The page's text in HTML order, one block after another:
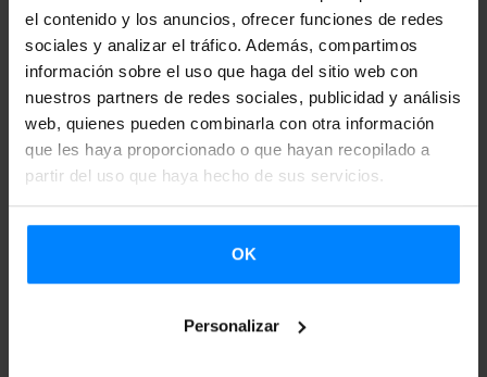
el contenido y los anuncios, ofrecer funciones de redes
sociales y analizar el tráfico. Además, compartimos
información sobre el uso que haga del sitio web con
nuestros partners de redes sociales, publicidad y análisis
web, quienes pueden combinarla con otra información
que les haya proporcionado o que hayan recopilado a
partir del uso que haya hecho de sus servicios.
OK
Personalizar
Primeros frutos de ZABAL
La participación de June Crespo en la Bienal de Venecia
es uno de los frutos del programa ZABAL puesto en
marcha por Etxepare Euskal Institutua. Su objetivo es
promover la proyección internacional de la creación vasca
contemporánea y establecer vínculos entre el contexto
artístico vasco e internacional, así como desarrollar líneas
de colaboración y establecer relaciones duraderas entre el